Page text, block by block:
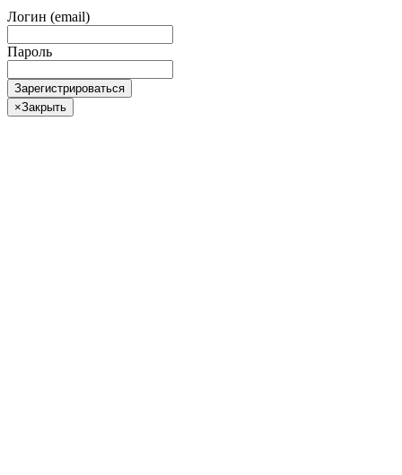
Логин (email)
Пароль
Зарегистрироваться
×Закрыть